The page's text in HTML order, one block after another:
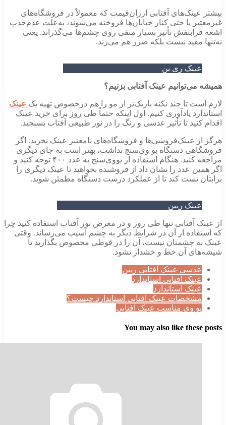
آفتابی ارزان‌قیمت که معمولاً در فروشگاه‌های
یا حتی کنار خیابان‌ها فروخته می‌شوند، به‌علت عدم‌جذب
تأثیر بسیار منفی روی چشم‌ها می‌گذراند. یعنی
مفید نیست بلکه ضرر هم می‌زند.
ری بن
عینک آفتابی بزنیم؟
تا چند نکته باریک‌تر از مو را هم درخصوص تهیه یک عینک
یادآوری کنیم. اول اینکه حتماً طی روز برای خرید عینک
تا تأثیر عدسی و رنگ را در نور طبیعی آفتاب بسنجید.
عینک‌فروشی‌ها و فروشگاه‌های نامعتبر عینک نخرید. اگر
دستگاه یو وی‌سنج نداشت، بهتر است به جای دیگری
مراجعه کنید. هنگام استفاده از یووی‌سنج به عدد ۴۰۰ توجه کنید و
عدد را نشان داد از فروشنده بخواهید تا عینک دیگری را
تست کند تا از عملکرد درست دستگاه مطمئن شوید.
ریبن
آفتابی تنها طی روز و در معرض نور آفتاب استفاده کنید چرا
از آن در شرایط دیگر به چشم آسیب می‌رساند. وقتی
چشمتان نیست، آن را در قوطی مخصوص بگذارید تا
آن خط و خشدار نشود.
عینک آفتابی ریبن
آفتابی استاندارد
استاندارد
عینک آفتابی استاندارد چیست؟
وی مناسب عینک آفتابی
You may also like